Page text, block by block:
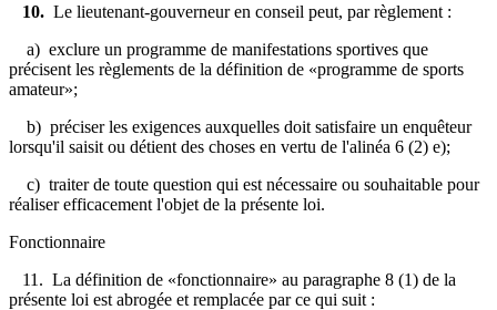
10. Le lieutenant-gouverneur en conseil peut, par règlement :
a) exclure un programme de manifestations sportives que
précisent les règlements de la définition de «programme de sports
amateur»;
b) préciser les exigences auxquelles doit satisfaire un enquêteur
lorsqu'il saisit ou détient des choses en vertu de l'alinéa 6 (2) e);
c) traiter de toute question qui est nécessaire ou souhaitable pour
réaliser efficacement l'objet de la présente loi.
Fonctionnaire
11. La définition de «fonctionnaire» au paragraphe 8 (1) de la
présente loi est abrogée et remplacée par ce qui suit :